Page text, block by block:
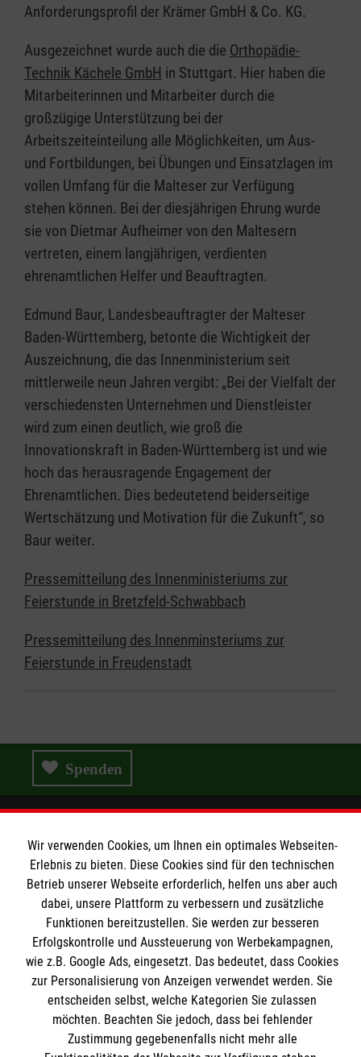
Anforderungsprofil der Krämer GmbH & Co. KG.
Ausgezeichnet wurde auch die die Orthopädie-
Technik Kächele GmbH in Stuttgart. Hier haben die
Mitarbeiterinnen und Mitarbeiter durch die
großzügige Unterstützung bei der
Arbeitszeiteinteilung alle Möglichkeiten, um Aus-
und Fortbildungen, bei Übungen und Einsatzlagen im
vollen Umfang für die Malteser zur Verfügung
stehen können. Bei der diesjährigen Ehrung wurde
sie von Dietmar Aufheimer von den Maltesern
vertreten, einem langjährigen, verdienten
ehrenamtlichen Helfer und Beauftragten.
Edmund Baur, Landesbeauftragter der Malteser
Baden-Württemberg, betonte die Wichtigkeit der
Auszeichnung, die das Innenministerium seit
mittlerweile neun Jahren vergibt: „Bei der Vielfalt der
verschiedensten Unternehmen und Dienstleister
wird zum einen deutlich, wie groß die
Innovationskraft in Baden-Württemberg ist und wie
hoch das herausragende Engagement der
Ehrenamtlichen. Dies bedeutetend beiderseitige
Wertschätzung und Motivation für die Zukunft“, so
Baur weiter.
Pressemitteilung des Innenministeriums zur
Feierstunde in Bretzfeld-Schwabbach
Pressemitteilung des Innenminsteriums zur
Feierstunde in Freudenstadt
Spenden
Wir Malteser
Wir Malteser
Angebote & Leistungen
Kursangebote
Mitarbeiten & Aktiv werden
Informationen
Kontakt
Presse und Medien
Impressum
Malteser online
Wir verwenden Cookies, um Ihnen ein optimales Webseiten-
Erlebnis zu bieten. Diese Cookies sind für den technischen
Betrieb unserer Webseite erforderlich, helfen uns aber auch
dabei, unsere Plattform zu verbessern und zusätzliche
Funktionen bereitzustellen. Sie werden zur besseren
Erfolgskontrolle und Aussteuerung von Werbekampagnen,
wie z.B. Google Ads, eingesetzt. Das bedeutet, dass Cookies
zur Personalisierung von Anzeigen verwendet werden. Sie
entscheiden selbst, welche Kategorien Sie zulassen
möchten. Beachten Sie jedoch, dass bei fehlender
Zustimmung gegebenenfalls nicht mehr alle